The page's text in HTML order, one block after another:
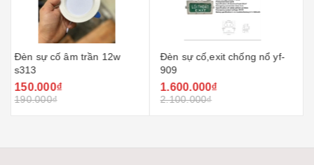
Đèn sự cố,exit chống nổ
yf-909
1.600.000₫
2.100.000₫
Đèn sự cố âm trần ktm dt-
663
500.000₫
600.000₫